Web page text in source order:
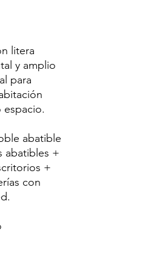
litera
y amplio
para
abatible
abatibles +
+
con